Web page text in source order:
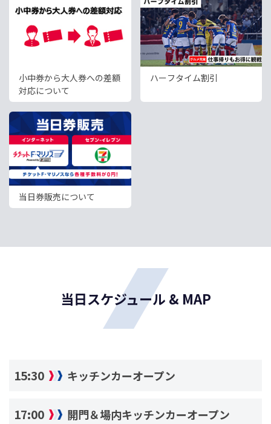
小中券から大人券への差額
対応について
ハーフタイム割引
当日券販売について
当日スケジュール & MAP
15:30 キッチンカーオープン
17:00 開門＆場内キッチンカーオープン